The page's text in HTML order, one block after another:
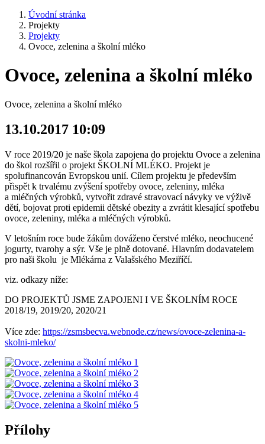
Úvodní stránka
Projekty
Projekty
Ovoce, zelenina a školní mléko
Ovoce, zelenina a školní mléko
Ovoce, zelenina a školní mléko
13.10.2017 10:09
V roce 2019/20 je naše škola zapojena do projektu Ovoce a zelenina
do škol rozšířil o projekt ŠKOLNÍ MLÉKO. Projekt je
spolufinancován Evropskou unií. Cílem projektu je především
přispět k trvalému zvýšení spotřeby ovoce, zeleniny, mléka
a mléčných výrobků, vytvořit zdravé stravovací návyky ve výživě
dětí, bojovat proti epidemii dětské obezity a zvrátit klesající spotřebu
ovoce, zeleniny, mléka a mléčných výrobků.
V letošním roce bude žákům dováženo čerstvé mléko, neochucené
jogurty, tvarohy a sýr. Vše je plně dotované. Hlavním dodavatelem
pro naši školu je Mlékárna z Valašského Meziříčí.
viz. odkazy níže:
DO PROJEKTŮ JSME ZAPOJENI I VE ŠKOLNÍM ROCE
2018/19, 2019/20, 2020/21
Více zde: https://zsmsbecva.webnode.cz/news/ovoce-zelenina-a-
skolni-mleko/
Přílohy